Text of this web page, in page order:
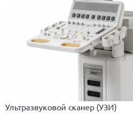
Ультразвуковой сканер (УЗИ)